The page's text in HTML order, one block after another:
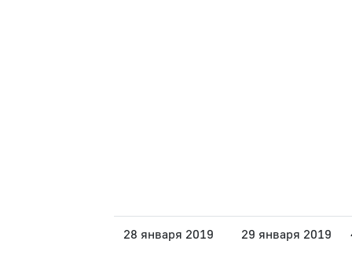
28 января 2019 29 января 2019